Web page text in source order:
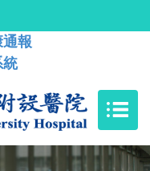
通報
統